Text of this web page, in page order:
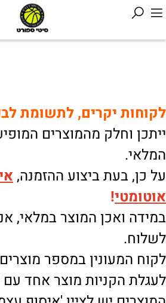
לקוחות יקרים, לתשומת
ייתכן וחלק מהמוצרים
המלאי.
על כן, בעת ביצוע ההזמנה,
אוטומטי!
במידה ואכן המוצר במלאי,
לשלוח.
לקוח המעונין במספר
לעגלת הקניות מוצר אחד